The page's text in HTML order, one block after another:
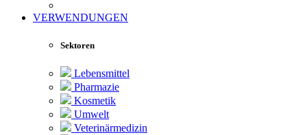
VERWENDUNGEN
Sektoren
Lebensmittel
Pharmazie
Kosmetik
Umwelt
Veterinärmedizin